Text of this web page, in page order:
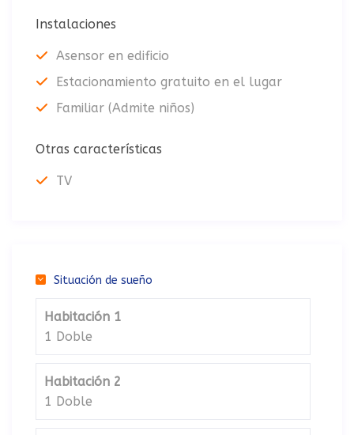
Instalaciones
Asensor en edificio
Estacionamiento gratuito en el lugar
Familiar (Admite niños)
Otras características
TV
Situación de sueño
Habitación 1
1 Doble
Habitación 2
1 Doble